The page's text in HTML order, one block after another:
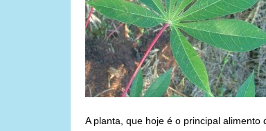
A planta, que hoje é o principal alimento